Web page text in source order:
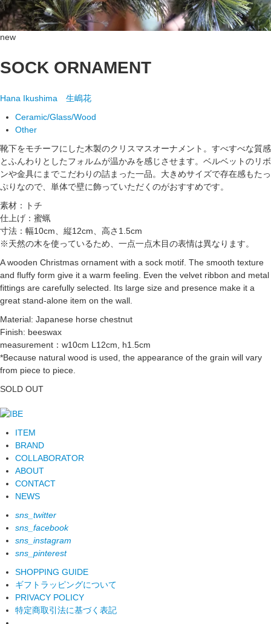
new
SOCK ORNAMENT
Hana Ikushima 生嶋花
Ceramic/Glass/Wood
Other
靴下をモチーフにした木製のクリスマスオーナメント。すべすべな質感
とふんわりとしたフォルムが温かみを感じさせます。ベルベットのリボ
ンや金具にまでこだわりの詰まった一品。大きめサイズで存在感もたっ
ぷりなので、単体で壁に飾っていただくのがおすすめです。
素材：トチ
仕上げ：蜜蝋
寸法：幅10cm、縦12cm、高さ1.5cm
※天然の木を使っているため、一点一点木目の表情は異なります。
A wooden Christmas ornament with a sock motif. The smooth texture
and fluffy form give it a warm feeling. Even the velvet ribbon and metal
fittings are carefully selected. Its large size and presence make it a
great stand-alone item on the wall.
Material: Japanese horse chestnut
Finish: beeswax
measurement：w10cm L12cm, h1.5cm
*Because natural wood is used, the appearance of the grain will vary
from piece to piece.
SOLD OUT
ITEM
BRAND
COLLABORATOR
ABOUT
CONTACT
NEWS
sns_twitter
sns_facebook
sns_instagram
sns_pinterest
SHOPPING GUIDE
ギフトラッピングについて
PRIVACY POLICY
特定商取引法に基づく表記